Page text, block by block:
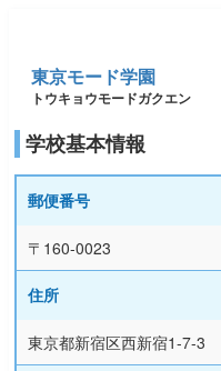
東京モード学園
トウキョウモードガクエン
学校基本情報
郵便番号
〒160-0023
住所
東京都新宿区西新宿1-7-3